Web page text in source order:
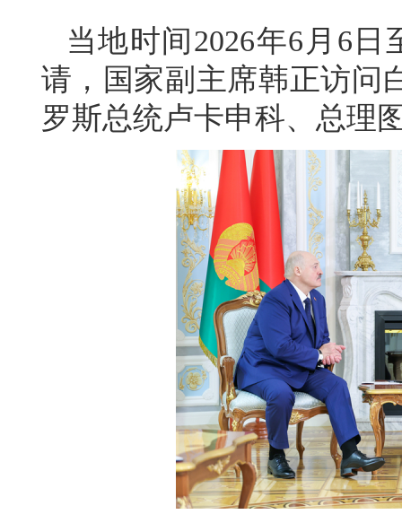
当地时间2026年6月6
请，国家副主席韩正访问
罗斯总统卢卡申科、总理